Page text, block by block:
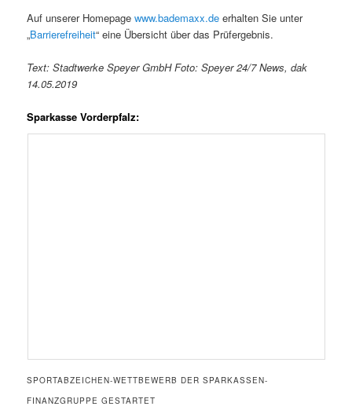
Auf unserer Homepagewww.bademaxx.de erhalten Sie unter
„Barrierefreiheit“ eine Übersicht über das Prüfergebnis.
Text: Stadtwerke Speyer GmbH Foto: Speyer 24/7 News, dak
14.05.2019
Sparkasse Vorderpfalz:
SPORTABZEICHEN-WETTBEWERB DER SPARKASSEN-
FINANZGRUPPE GESTARTET